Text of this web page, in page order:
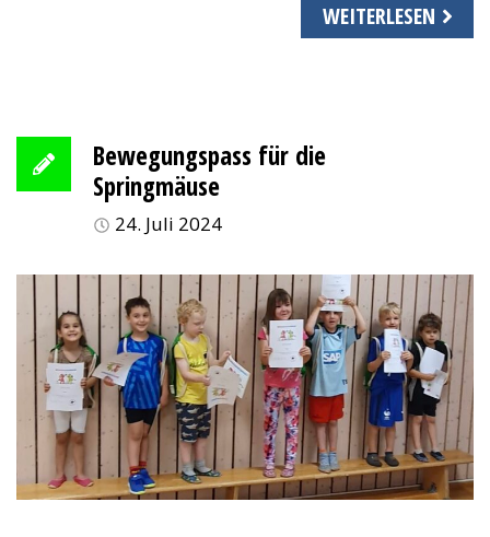
WEITERLESEN
Bewegungspass für die
Springmäuse
24. Juli 2024